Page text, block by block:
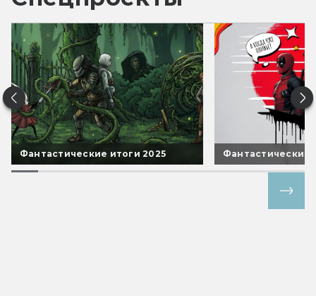
Фантастические итоги 2025 Фантастические